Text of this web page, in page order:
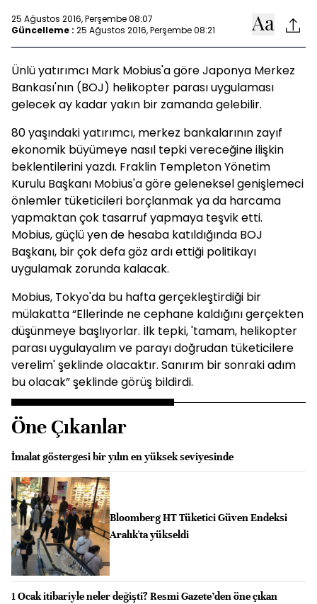
25 Ağustos 2016, Perşembe 08:07
Güncelleme : 25 Ağustos 2016, Perşembe 08:21
Ünlü yatırımcı Mark Mobius'a göre Japonya Merkez
Bankası'nın (BOJ) helikopter parası uygulaması
gelecek ay kadar yakın bir zamanda gelebilir.
80 yaşındaki yatırımcı, merkez bankalarının zayıf
ekonomik büyümeye nasıl tepki vereceğine ilişkin
beklentilerini yazdı. Fraklin Templeton Yönetim
Kurulu Başkanı Mobius'a göre geleneksel genişlemeci
önlemler tüketicileri borçlanmak ya da harcama
yapmaktan çok tasarruf yapmaya teşvik etti.
Mobius, güçlü yen de hesaba katıldığında BOJ
Başkanı, bir çok defa göz ardı ettiği politikayı
uygulamak zorunda kalacak.
Mobius, Tokyo'da bu hafta gerçekleştirdiği bir
mülakatta “Ellerinde ne cephane kaldığını gerçekten
düşünmeye başlıyorlar. İlk tepki, 'tamam, helikopter
parası uygulayalım ve parayı doğrudan tüketicilere
verelim' şeklinde olacaktır. Sanırım bir sonraki adım
bu olacak” şeklinde görüş bildirdi.
Öne Çıkanlar
İmalat göstergesi bir yılın en yüksek seviyesinde
Bloomberg HT Tüketici Güven Endeksi
Aralık'ta yükseldi
1 Ocak itibariyle neler değişti? Resmi Gazete’den öne çıkan